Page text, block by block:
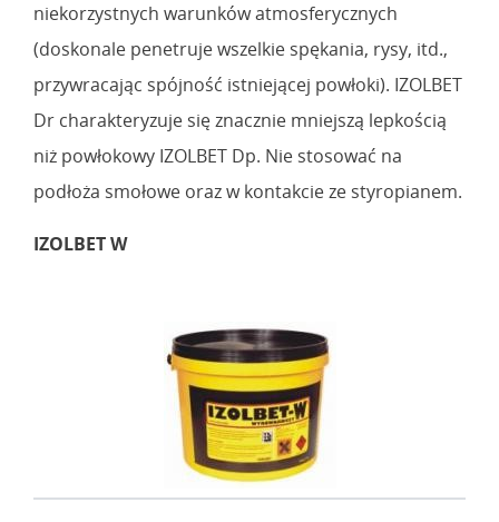
niekorzystnych warunków atmosferycznych
(doskonale penetruje wszelkie spękania, rysy, itd.,
przywracając spójność istniejącej powłoki). IZOLBET
Dr charakteryzuje się znacznie mniejszą lepkością
niż powłokowy IZOLBET Dp. Nie stosować na
podłoża smołowe oraz w kontakcie ze styropianem.
IZOLBET W